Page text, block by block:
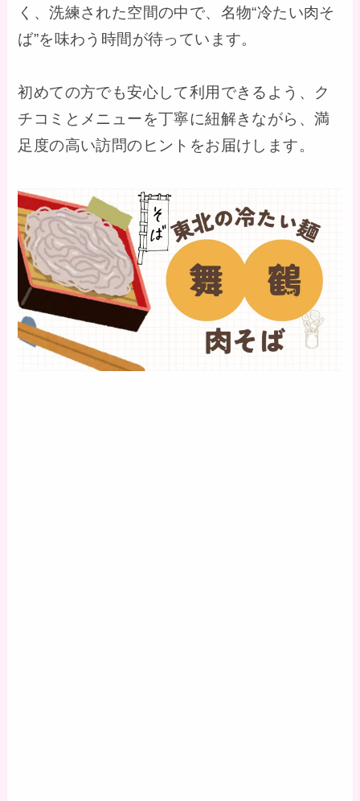
く、洗練された空間の中で、名物“冷たい肉そ
ば”を味わう時間が待っています。
初めての方でも安心して利用できるよう、ク
チコミとメニューを丁寧に紐解きながら、満
足度の高い訪問のヒントをお届けします。